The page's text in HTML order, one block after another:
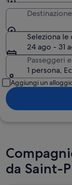
Destinazione
Seleziona le
24 ago - 31
Passeggeri
1 persona,
Aggiungi un
da Saint-